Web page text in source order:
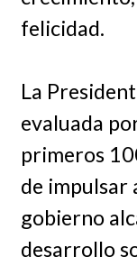
felicidad.
La
evaluada
primeros
de impulsar
gobierno
desarrollo